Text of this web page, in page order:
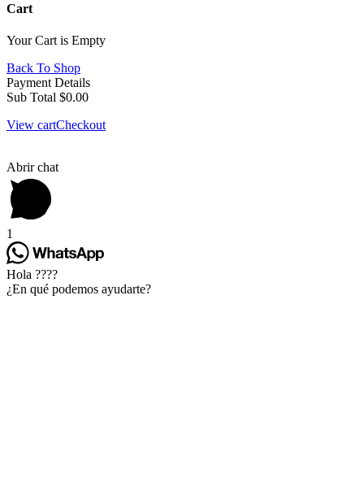
Cart
Your Cart is Empty
Back To Shop
Payment Details
Sub Total $0.00
View cartCheckout
Abrir chat
1
Hola ????
¿En qué podemos ayudarte?